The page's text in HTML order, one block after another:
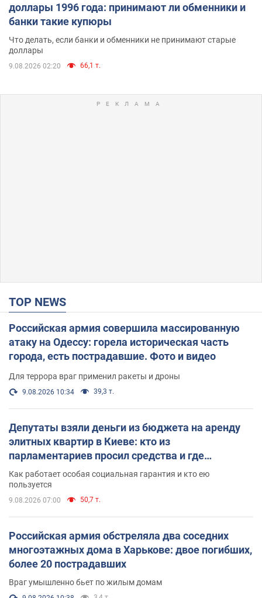
доллары 1996 года: принимают ли обменники и
банки такие купюры
Что делать, если банки и обменники не принимают старые
доллары
9.08.2026 02:20 66,1 т.
TOP NEWS
Российская армия совершила массированную
атаку на Одессу: горела историческая часть
города, есть пострадавшие. Фото и видео
Для террора враг применил ракеты и дроны
9.08.2026 10:34 39,3 т.
Депутаты взяли деньги из бюджета на аренду
элитных квартир в Киеве: кто из
парламентариев просил средства и где
поселился
Как работает особая социальная гарантия и кто ею
пользуется
9.08.2026 07:00 50,7 т.
Российская армия обстреляла два соседних
многоэтажных дома в Харькове: двое погибших,
более 20 пострадавших
Враг умышленно бьет по жилым домам